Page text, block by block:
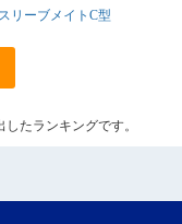
スリーブメイトC型
たランキングです。